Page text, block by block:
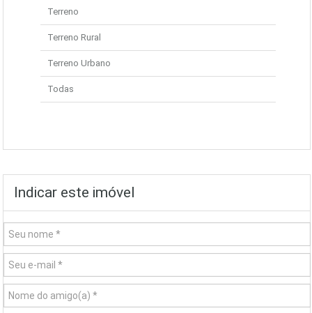
Terreno
Terreno Rural
Terreno Urbano
Todas
Indicar este imóvel